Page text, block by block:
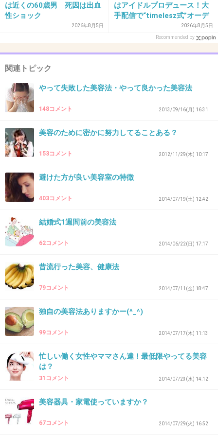
石二鳥だけど実際どうですか？ってことでし
ょ？
モニターってその会社によって目的があるんだ
ろうけど、純粋なモニターなら施術のあとにア
ンケート書くとか客と違う事やらされるはず。
じゃん。
-21
29. 匿名2015/07/23(木) 16:04:21
性格もどうかと（苦笑）まぁ、わたしも人のことは言えま
せんがね（苦笑）
主へ
モニター体験のことを書いてるから話それちゃうかもしれ
ないけど、エステじゃなきゃだめなの？
れない無料のエステより、多少お金払っても安心してリラ
ックスできる事って色々あると思うよ。
美容院やペディキュアしたり(手は育児するからあれだけ
バリーしたりしてもいいと思う。
4ヶ月の赤ちゃんが居ても行きたいって思うって事は、独身
は近くの60歳男 死因は出血
性ショック
2026年8月5日
はアイドルプロデュース！大
手配信で“timelesz式”オーデ
ィション番組が進行中か2026年8月5日
Recommended by
関連トピック
やって失敗した美容法・やって良かった美容法
148コメント 2013/09/16(月) 16:31
美容のために密かに努力してることある？
153コメント 2012/11/29(木) 10:17
避けた方が良い美容室の特徴
403コメント 2014/07/19(土) 12:42
結婚式1週間前の美容法
62コメント 2014/06/22(日) 17:17
昔流行った美容、健康法
79コメント 2014/07/11(金) 18:47
独自の美容法ありますかー(^_^)
99コメント 2014/07/17(木) 11:13
忙しい働く女性やママさん達！最低限やってる美容
は？
31コメント 2014/07/23(水) 14:12
美容器具・家電使っていますか？
67コメント 2014/07/29(火) 16:52